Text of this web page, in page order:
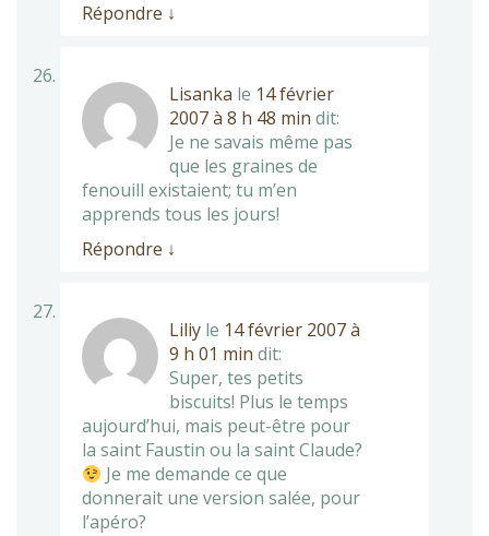
Répondre ↓
Lisanka le 14 février
2007 à 8 h 48 min dit:
Je ne savais même pas
que les graines de
fenouill existaient; tu m’en
apprends tous les jours!
Répondre ↓
Liliy le 14 février 2007 à
9 h 01 min dit:
Super, tes petits
biscuits! Plus le temps
aujourd’hui, mais peut-être pour
la saint Faustin ou la saint Claude?
Je me demande ce que
donnerait une version salée, pour
l’apéro?